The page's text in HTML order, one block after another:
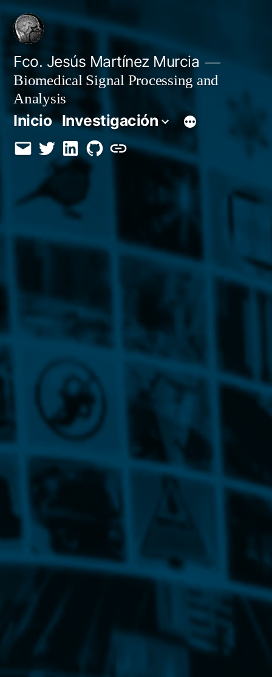
Saltar
contenido
Fco. Jesús Martínez Murcia
Biomedical Signal Processing and
Analysis
Inicio Investigación
EmailTwitterLinkedInGitHubOrcid